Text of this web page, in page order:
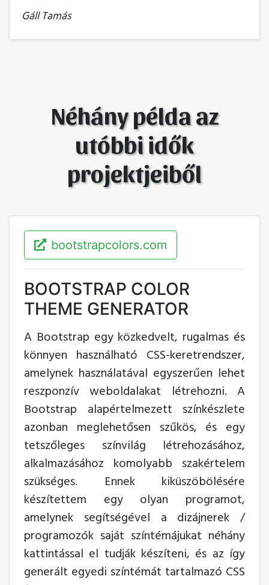
Gáll Tamás
Néhány példa az
utóbbi idők
projektjeiből
bootstrapcolors.com
BOOTSTRAP COLOR
THEME GENERATOR
A Bootstrap egy közkedvelt, rugalmas és
könnyen használható CSS-keretrendszer,
amelynek használatával egyszerűen lehet
reszponzív weboldalakat létrehozni. A
Bootstrap alapértelmezett színkészlete
azonban meglehetősen szűkös, és egy
tetszőleges színvilág létrehozásához,
alkalmazásához komolyabb szakértelem
szükséges. Ennek kiküszöbölésére
készítettem egy olyan programot,
amelynek segítségével a dizájnerek /
programozók saját színtémájukat néhány
kattintással el tudják készíteni, és az így
generált egyedi színtémát tartalmazó CSS